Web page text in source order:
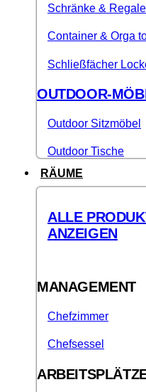
Schränke & Regale
Container & Orga
Schließfächer
OUTDOOR-
Outdoor Sitzmöbel
Outdoor Tische
RÄUME
ALLE
ANZEIGEN
MANAGEMENT
Chefzimmer
Chefsessel